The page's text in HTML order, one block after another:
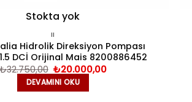
Stokta yok
II
Hidrolik Direksiyon Pompası
DCİ Orijinal Mais 8200886452
32.750,00 Orijinal
fiyat:
₺32.750,00.
₺20.000,00Şu
DEVAMINI OKU